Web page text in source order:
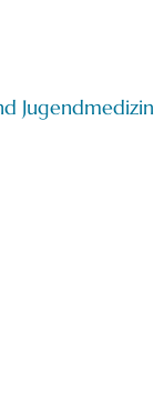
Jugendmedizin